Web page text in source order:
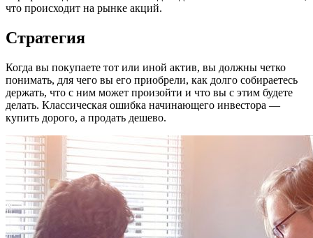
что происходит на рынке акций.
Стратегия
Когда вы покупаете тот или иной актив, вы должны четко
понимать, для чего вы его приобрели, как долго собираетесь
держать, что с ним может произойти и что вы с этим будете
делать. Классическая ошибка начинающего инвестора —
купить дорого, а продать дешево.